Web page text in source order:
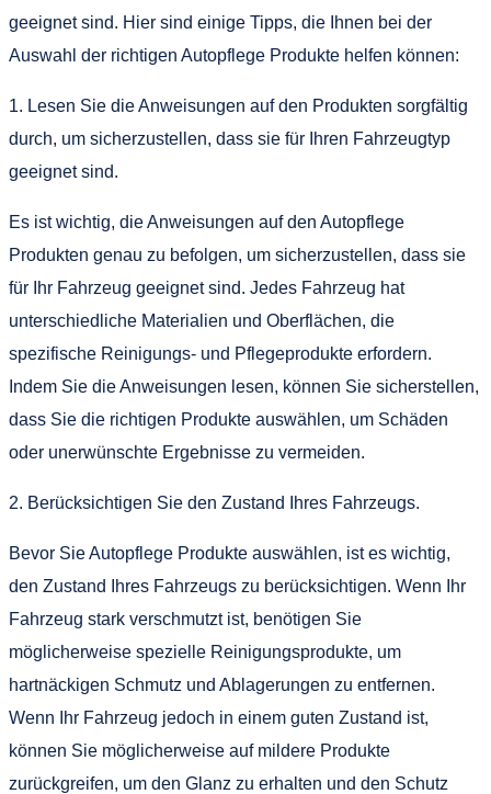
geeignet sind. Hier sind einige Tipps, die Ihnen bei der
Auswahl der richtigen Autopflege Produkte helfen können:
1. Lesen Sie die Anweisungen auf den Produkten sorgfältig
durch, um sicherzustellen, dass sie für Ihren Fahrzeugtyp
geeignet sind.
Es ist wichtig, die Anweisungen auf den Autopflege
Produkten genau zu befolgen, um sicherzustellen, dass sie
für Ihr Fahrzeug geeignet sind. Jedes Fahrzeug hat
unterschiedliche Materialien und Oberflächen, die
spezifische Reinigungs- und Pflegeprodukte erfordern.
Indem Sie die Anweisungen lesen, können Sie sicherstellen,
dass Sie die richtigen Produkte auswählen, um Schäden
oder unerwünschte Ergebnisse zu vermeiden.
2. Berücksichtigen Sie den Zustand Ihres Fahrzeugs.
Bevor Sie Autopflege Produkte auswählen, ist es wichtig,
den Zustand Ihres Fahrzeugs zu berücksichtigen. Wenn Ihr
Fahrzeug stark verschmutzt ist, benötigen Sie
möglicherweise spezielle Reinigungsprodukte, um
hartnäckigen Schmutz und Ablagerungen zu entfernen.
Wenn Ihr Fahrzeug jedoch in einem guten Zustand ist,
können Sie möglicherweise auf mildere Produkte
zurückgreifen, um den Glanz zu erhalten und den Schutz